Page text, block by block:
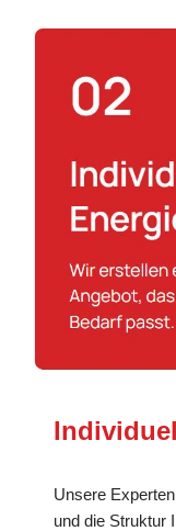
Unsere
und die Struktur